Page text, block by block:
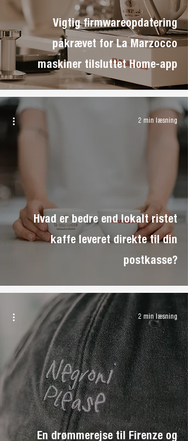
Vigtig firmwareopdatering
påkrævet for La Marzocco
maskiner tilsluttet Home-app
Hvad er bedre end lokalt ristet
kaffe leveret direkte til din
postkasse?
2 min læsning
En drømmerejse til Firenze og
2 min læsning